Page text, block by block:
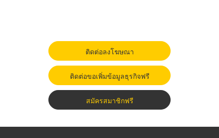
ติดต่อลงโฆษณา
ติดต่อขอเพิ่มข้อมูลธุรกิจฟรี
สมัครสมาชิกฟรี